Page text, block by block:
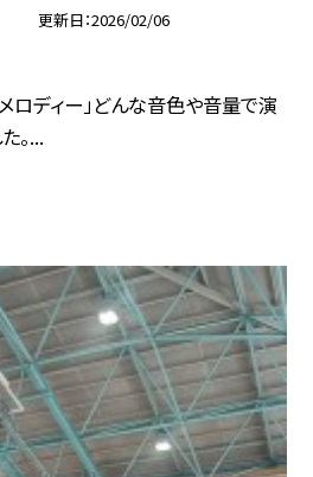
更新日 2026/02/06
ロディー」どんな音色や音量で演
。...